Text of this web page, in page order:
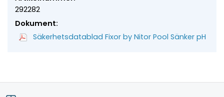
292282
Dokument:
Säkerhetsdatablad Fixor by Nitor Pool Sänker pH